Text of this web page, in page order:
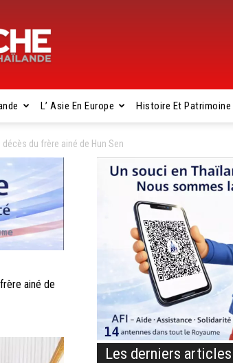
L’ Asie En Europe Histoire Et Patrimoine
du frère ainé de Hun Sen
ainé de
Les derniers articles